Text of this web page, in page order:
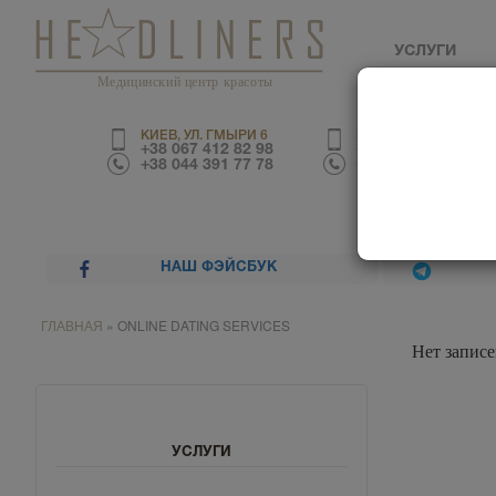
Медицинский центр красоты
УСЛУГИ
КИЕВ, УЛ. ГМЫРИ 6
+38 067 412 82 98
+38 044 391 77 78
НАШ ФЭЙСБУК
ГЛАВНАЯ » ONLINE DATING SERVICES
УСЛУГИ
Нет